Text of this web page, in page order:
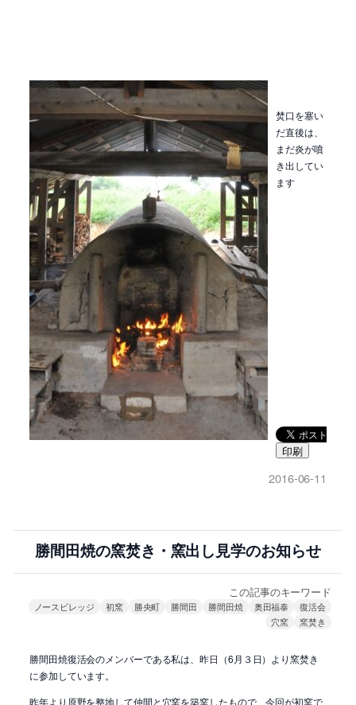
焚口を塞い
だ直後は、
まだ炎が噴
き出してい
ます
印刷
2016-06-11
勝間田焼の窯焚き・窯出し見学のお知らせ
この記事のキーワード
ノースビレッジ 初窯 勝央町 勝間田 勝間田焼 奥田福泰
復活会
穴窯
窯焚き
勝間田焼復活会のメンバーである私は、昨日（6月３日）より窯焚き
に参加しています。
昨年より原野を整地して仲間と穴窯を築窯したもので、今回が初窯で